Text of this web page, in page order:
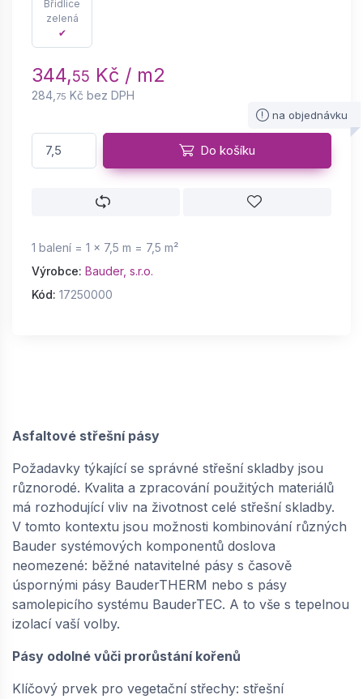
Břidlice
zelená
✔
344,55 Kč / m2
284, 75 Kč bez DPH
na objednávku
Do košíku
1 balení = 1 × 7,5 m = 7,5 m²
Výrobce: Bauder, s.r.o.
Kód: 17250000
Asfaltové střešní pásy
Požadavky týkající se správné střešní skladby jsou
různorodé. Kvalita a zpracování použitých materiálů
má rozhodující vliv na životnost celé střešní skladby.
V tomto kontextu jsou možnosti kombinování různých
Bauder systémových komponentů doslova
neomezené: běžné natavitelné pásy s časově
úspornými pásy BauderTHERM nebo s pásy
samolepicího systému BauderTEC. A to vše s tepelnou
izolací vaší volby.
Pásy odolné vůči prorůstání kořenů
Klíčový prvek pro vegetační střechy: střešní